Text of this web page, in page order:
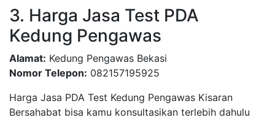
3. Harga Jasa Test PDA
Kedung Pengawas
Alamat: Kedung Pengawas Bekasi
Nomor Telepon: 082157195925
Harga Jasa PDA Test Kedung Pengawas Kisaran
Bersahabat bisa kamu konsultasikan terlebih dahulu